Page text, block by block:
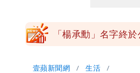
外送專法上路滿2
壹蘋新聞網 生活